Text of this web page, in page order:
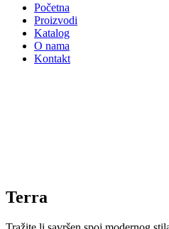
Početna
Proizvodi
Katalog
O nama
Kontakt
Terra